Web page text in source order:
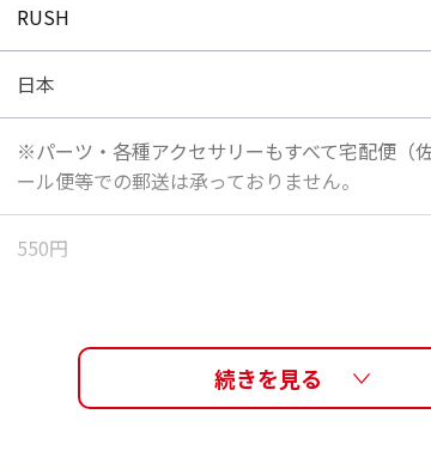
RUSH
日本
※パーツ・各種アクセサリーもすべて宅配便（
ール便等での郵送は承っておりません。
550円